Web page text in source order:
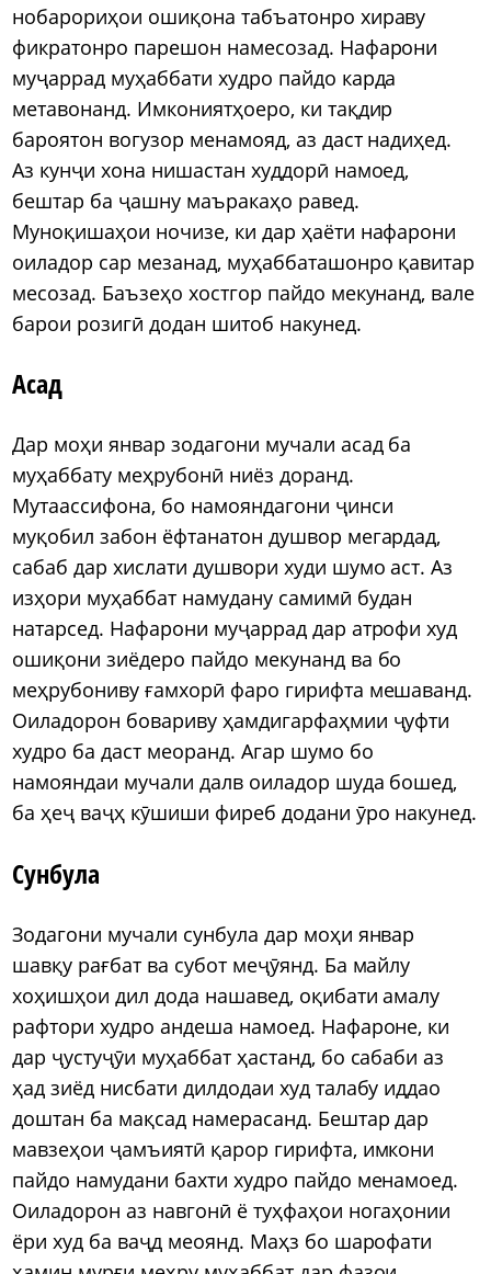
нобарориҳои ошиқона табъатонро хираву
фикратонро парешон намесозад. Нафарони
муҷаррад муҳаббати худро пайдо карда
метавонанд. Имкониятҳоеро, ки тақдир
бароятон вогузор менамояд, аз даст надиҳед.
Аз кунҷи хона нишастан худдорӣ намоед,
бештар ба ҷашну маъракаҳо равед.
Муноқишаҳои ночизе, ки дар ҳаёти нафарони
оиладор сар мезанад, муҳаббаташонро қавитар
месозад. Баъзеҳо хостгор пайдо мекунанд, вале
барои розигӣ додан шитоб накунед.
Асад
Дар моҳи январ зодагони мучали асад ба
муҳаббату меҳрубонӣ ниёз доранд.
Мутаассифона, бо намояндагони ҷинси
муқобил забон ёфтанатон душвор мегардад,
сабаб дар хислати душвори худи шумо аст. Аз
изҳори муҳаббат намудану самимӣ будан
натарсед. Нафарони муҷаррад дар атрофи худ
ошиқони зиёдеро пайдо мекунанд ва бо
меҳрубониву ғамхорӣ фаро гирифта мешаванд.
Оиладорон бовариву ҳамдигарфаҳмии ҷуфти
худро ба даст меоранд. Агар шумо бо
намояндаи мучали далв оиладор шуда бошед,
ба ҳеҷ ваҷҳ кӯшиши фиреб додани ӯро накунед.
Сунбула
Зодагони мучали сунбула дар моҳи январ
шавқу рағбат ва субот меҷӯянд. Ба майлу
хоҳишҳои дил дода нашавед, оқибати амалу
рафтори худро андеша намоед. Нафароне, ки
дар ҷустуҷӯи муҳаббат ҳастанд, бо сабаби аз
ҳад зиёд нисбати дилдодаи худ талабу иддао
доштан ба мақсад намерасанд. Бештар дар
мавзеҳои ҷамъиятӣ қарор гирифта, имкони
пайдо намудани бахти худро пайдо менамоед.
Оиладорон аз навгонӣ ё туҳфаҳои ногаҳонии
ёри худ ба ваҷд меоянд. Маҳз бо шарофати